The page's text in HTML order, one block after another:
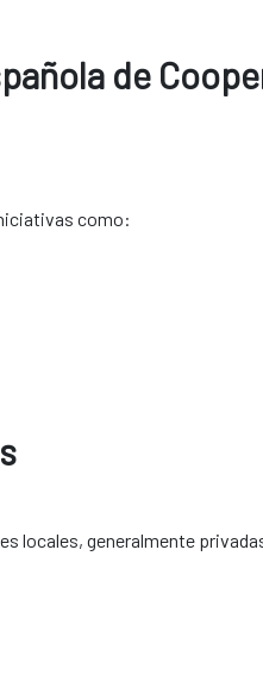
de
como:
locales, generalmente